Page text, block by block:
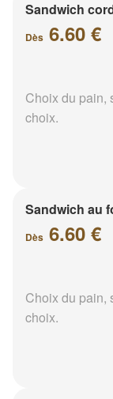
Sandwich
Dès 6.60 €
Choix du pain,
choix.
Sandwich au
Dès 6.60 €
Choix du pain,
choix.